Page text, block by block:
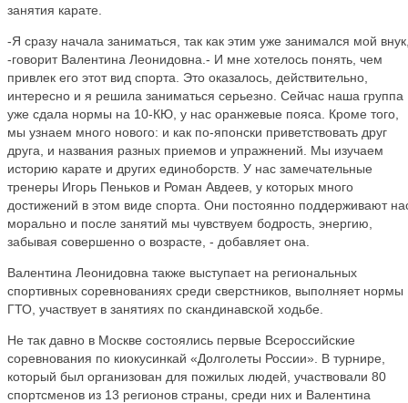
занятия карате.
-Я сразу начала заниматься, так как этим уже занимался мой
-говорит Валентина Леонидовна.- И мне хотелось понять, чем
привлек его этот вид спорта. Это оказалось, действительно,
интересно и я решила заниматься серьезно. Сейчас наша группа
уже сдала нормы на 10-КЮ, у нас оранжевые пояса. Кроме того,
мы узнаем много нового: и как по-японски приветствовать друг
друга, и названия разных приемов и упражнений. Мы изучаем
историю карате и других единоборств. У нас замечательные
тренеры Игорь Пеньков и Роман Авдеев, у которых много
достижений в этом виде спорта. Они постоянно поддерживают
морально и после занятий мы чувствуем бодрость, энергию,
забывая совершенно о возрасте, - добавляет она.
Валентина Леонидовна также выступает на региональных
спортивных соревнованиях среди сверстников, выполняет нормы
ГТО, участвует в занятиях по скандинавской ходьбе.
Не так давно в Москве состоялись первые Всероссийские
соревнования по киокусинкай «Долголеты России». В турнире,
который был организован для пожилых людей, участвовали 80
спортсменов из 13 регионов страны, среди них и Валентина